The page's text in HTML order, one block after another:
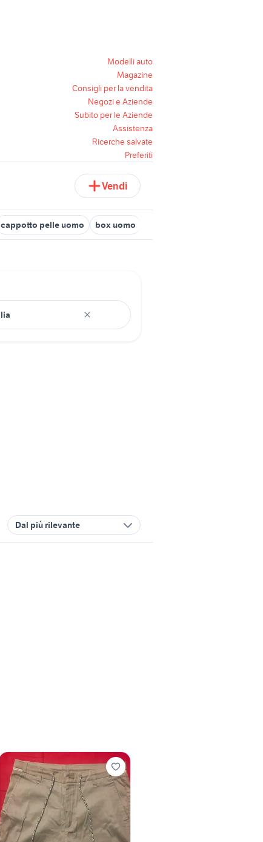
Modelli auto
Magazine
Consigli per la vendita
Negozi e Aziende
Subito per le Aziende
Assistenza
Ricerche salvate
Preferiti
Vendi
cappotto pelle uomo box uomo
Dal più rilevante